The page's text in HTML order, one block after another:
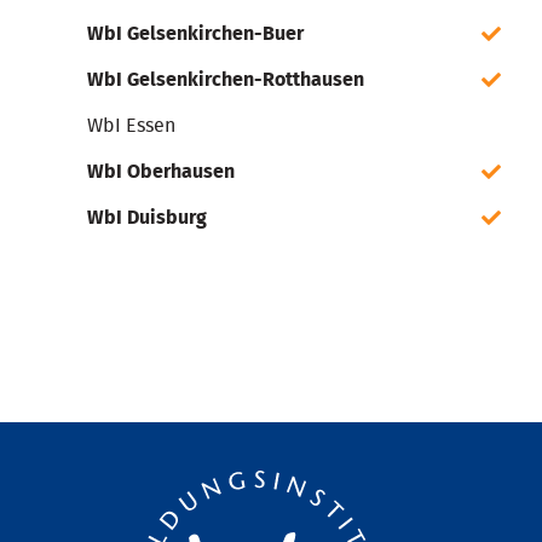
WbI Gelsenkirchen-Buer
WbI Gelsenkirchen-Rotthausen
WbI Essen
WbI Oberhausen
WbI Duisburg